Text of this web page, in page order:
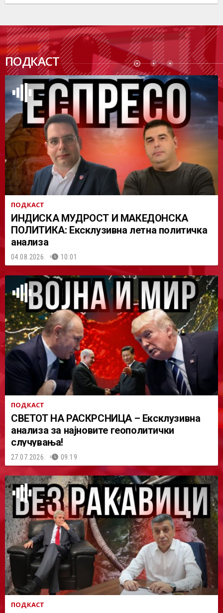
ПОДКАСТ
ПОДК
АСТ
ПОДКАСТ
ИНДИСКА МУДРОСТ И МАКЕДОНСКА
ПОЛИТИКА: Ексклузивна летна политичка
анализа
04.08.2026. 10:01
ПОДКАСТ
СВЕТОТ НА РАСКРСНИЦА – Ексклузивна
анализа за најновите геополитички
случувања!
27.07.2026. 09:19
ПОДКАСТ